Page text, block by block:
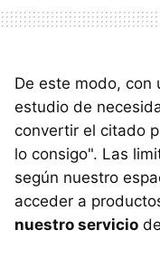
De este modo, con
estudio de
convertir el citado
lo consigo". Las
según nuestro
acceder a
nuestro servicio